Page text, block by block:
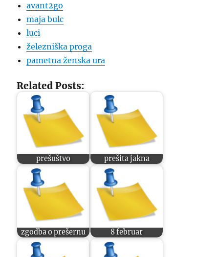
avant2go
maja bulc
luci
železniška proga
pametna ženska ura
Related Posts:
prešuštvo prešita jakna
zgodba o prešernu 8 februar